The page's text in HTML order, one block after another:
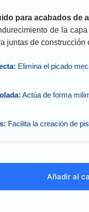
para acabados de
de la
juntas de
Elimina el picado
Actúa de forma
Facilita la creación de
Añadir al